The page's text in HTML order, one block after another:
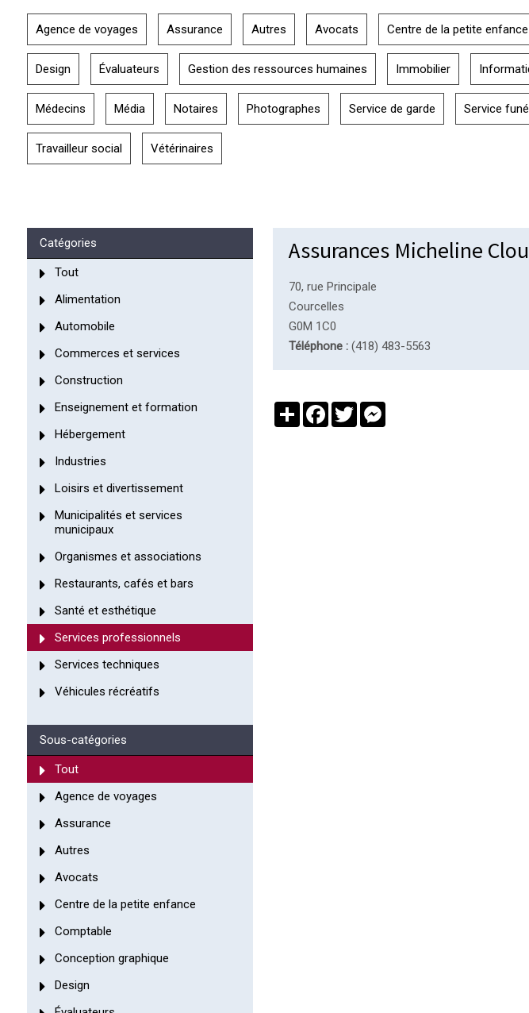
Agence de voyages Assurance Autres Avocats Centre de la petite enfance
Design Évaluateurs Gestion des ressources humaines Immobilier
Médecins Média Notaires Photographes Service de garde Service
Travailleur social Vétérinaires
Catégories
Tout
Alimentation
Automobile
Commerces et services
Construction
Enseignement et formation
Hébergement
Industries
Loisirs et divertissement
Municipalités et services
municipaux
Organismes et associations
Restaurants, cafés et bars
Santé et esthétique
Services professionnels
Services techniques
Véhicules récréatifs
Sous-catégories
Tout
Agence de voyages
Assurance
Autres
Avocats
Centre de la petite enfance
Comptable
Conception graphique
Design
Assurances Micheline
70, rue Principale
Courcelles
G0M 1C0
Téléphone : (418) 483-5563
PartagerFacebook
Twitter